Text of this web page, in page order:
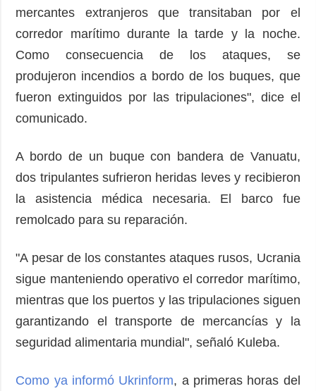
mercantes extranjeros que transitaban por el
corredor marítimo durante la tarde y la noche.
Como consecuencia de los ataques, se
produjeron incendios a bordo de los buques, que
fueron extinguidos por las tripulaciones", dice el
comunicado.
A bordo de un buque con bandera de Vanuatu,
dos tripulantes sufrieron heridas leves y recibieron
la asistencia médica necesaria. El barco fue
remolcado para su reparación.
"A pesar de los constantes ataques rusos, Ucrania
sigue manteniendo operativo el corredor marítimo,
mientras que los puertos y las tripulaciones siguen
garantizando el transporte de mercancías y la
seguridad alimentaria mundial", señaló Kuleba.
Como ya informó Ukrinform, a primeras horas del